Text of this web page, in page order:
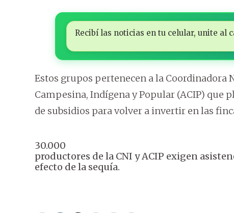
Recibí las noticias en tu celular, unite al
Estos grupos pertenecen a la
Campesina, Indígena y Popular (ACIP) que
de subsidios para volver a invertir en las
30.000
productores de la CNI y ACIP exigen
efecto de la sequía.